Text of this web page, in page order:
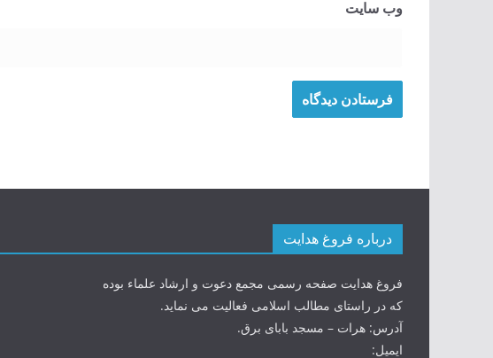
وب‌ سایت
درباره فروغ هدایت
فروغ هدایت صفحه رسمی مجمع دعوت و ارشاد علماء بوده
که در راستای مطالب اسلامی فعالیت می نماید.
آدرس: هرات – مسجد بابای برق.
ایمیل: